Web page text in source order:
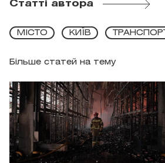
Статті автора
Більше статей на тему
МІСТО КИЇВ ТРАНСПОРТ